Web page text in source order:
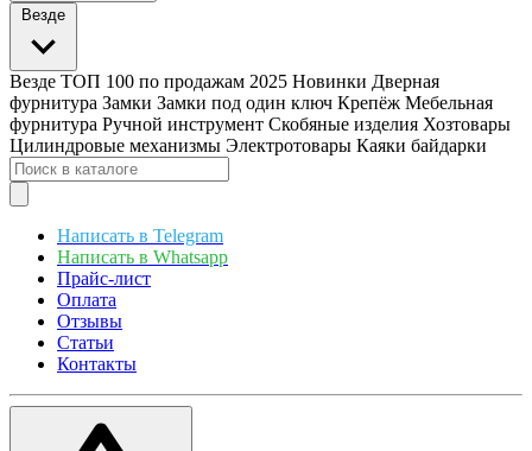
Везде
Везде ТОП 100 по продажам 2025 Новинки Дверная
фурнитура Замки Замки под один ключ Крепёж Мебельная
фурнитура Ручной инструмент Скобяные изделия Хозтовары
Цилиндровые механизмы Электротовары Каяки байдарки
Написать в Telegram
Написать в Whatsapp
Прайс-лист
Оплата
Отзывы
Статьи
Контакты